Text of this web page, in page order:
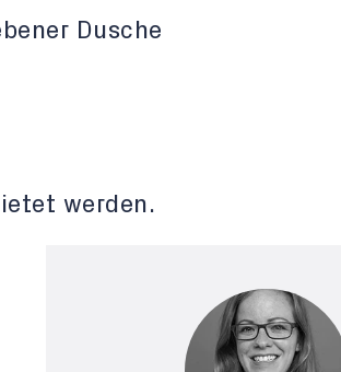
Dusche
werden.